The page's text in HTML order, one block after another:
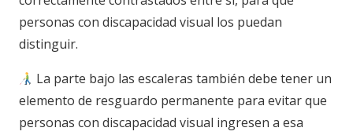
personas con discapacidad visual los puedan
distinguir.
La parte bajo las escaleras también debe tener un
elemento de resguardo permanente para evitar que
personas con discapacidad visual ingresen a esa